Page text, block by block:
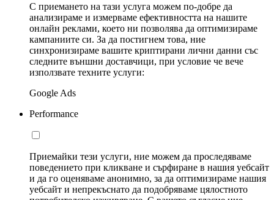
С приемането на тази услуга можем по-добре да
анализираме и измерваме ефективността на нашите
онлайн реклами, което ни позволява да оптимизираме
кампаниите си. За да постигнем това, ние
синхронизираме вашите криптирани лични данни със
следните външни доставчици, при условие че вече
използвате техните услуги:
Google Ads
Performance
Приемайки тези услуги, ние можем да проследяваме
поведението при кликване и сърфиране в нашия уебсайт
и да го оценяваме анонимно, за да оптимизираме нашия
уебсайт и непрекъснато да подобряваме цялостното